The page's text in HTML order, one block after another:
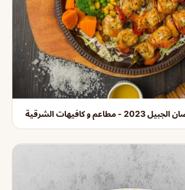
و كافيهات الشرقية